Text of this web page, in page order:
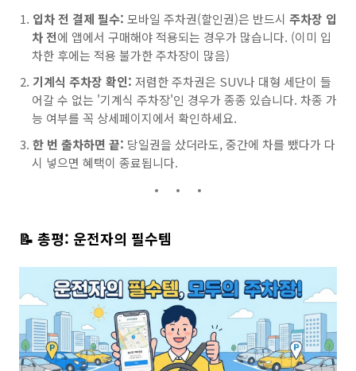
입차 전 결제 필수: 모바일 주차권(할인권)은 반드시 주차장 입
차 전에 앱에서 구매해야 적용되는 경우가 많습니다. (이미 입
차한 후에는 적용 불가한 주차장이 많음)
기계식 주차장 확인: 저렴한 주차권은 SUV나 대형 세단이 들
어갈 수 없는 '기계식 주차장'인 경우가 종종 있습니다. 차종 가
능 여부를 꼭 상세페이지에서 확인하세요.
한 번 출차하면 끝: 당일권을 샀더라도, 중간에 차를 뺐다가 다
시 넣으면 혜택이 종료됩니다.
📝 총평: 운전자의 필수템